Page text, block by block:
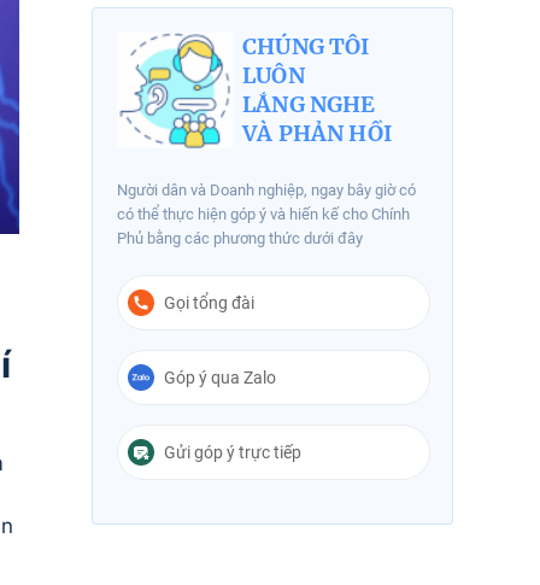
CHÚNG TÔI
LUÔN
LẮNG NGHE
VÀ PHẢN HỒI
Người dân và Doanh nghiệp, ngay bây giờ có
có thể thực hiện góp ý và hiến kế cho Chính
Phủ bằng các phương thức dưới đây
Gọi tổng đài
Góp ý qua Zalo
Gửi góp ý trực tiếp